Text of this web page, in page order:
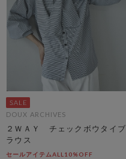
DOUX ARCHIVES
２ＷＡＹ チェックボウタイブ
ラウス
セールアイテムALL10%OFF